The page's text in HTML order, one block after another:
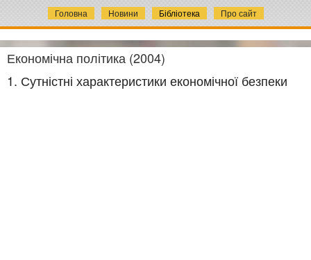
Головна Новини Бібліотека Про сайт
Економічна політика (2004)
1. Сутністні характеристики економічної безпеки